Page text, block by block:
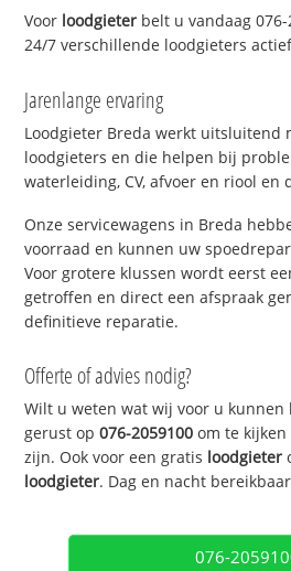
Voor loodgieter belt u vandaag
24/7 verschillende loodgieters
Jarenlange ervaring
Loodgieter Breda werkt uitsluitend
loodgieters en die helpen bij
waterleiding, CV, afvoer en riool en
Onze servicewagens in Breda
voorraad en kunnen uw
Voor grotere klussen wordt eerst
getroffen en direct een afspraak
definitieve reparatie.
Offerte of advies nodig?
Wilt u weten wat wij voor u kunnen
gerust op076-2059100 om te
zijn. Ook voor een gratis loodgieter
loodgieter. Dag en nacht
076-